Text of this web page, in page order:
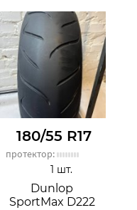
180/55 R17
протектор:
Dunlop
SportMax D222
1 шт.